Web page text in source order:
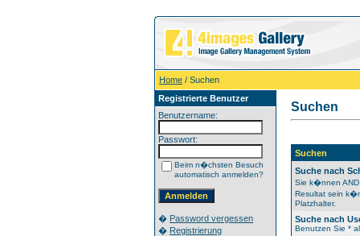
Home / Suchen
Registrierte Benutzer
Benutzername:
Passwort:
Beim n�chsten Besuch
automatisch anmelden?
� Password vergessen
� Registrierung
Suchen
Suchen
Suche nach
Sie k�nnen
Resultat sein
Platzhalter.
Suche nach
Benutzen Sie *